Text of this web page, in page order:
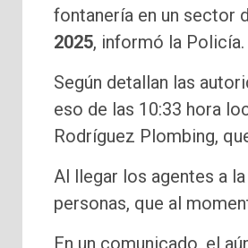
fontanería en un sector
2025, informó la Policía.
Según detallan las
eso de las 10:33 hora
Rodríguez Plombing,
Al llegar los agentes a
personas, que al
En un comunicado, el